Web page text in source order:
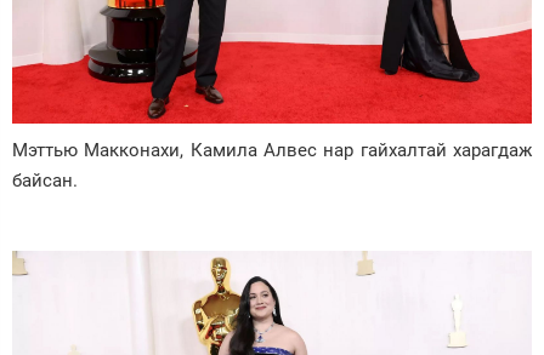
Мэттью Макконахи, Камила Алвес нар гайхалтай харагдаж
байсан.